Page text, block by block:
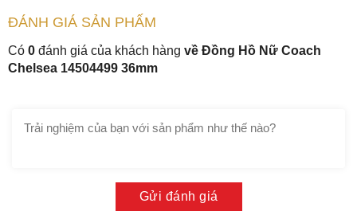
ĐÁNH GIÁ SẢN PHẤM
Có 0 đánh giá của khách hàng về Đồng Hồ Nữ Coach
Chelsea 14504499 36mm
Gửi đánh giá